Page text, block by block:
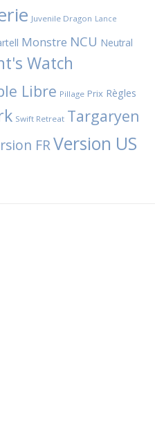
Juvenile Dragon Lance
Monstre NCU Neutral
Watch
Libre Pillage Prix Règles
Swift Retreat Targaryen
FRVersion US